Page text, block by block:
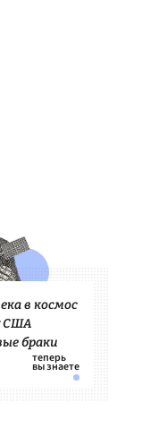
в космос
США
браки